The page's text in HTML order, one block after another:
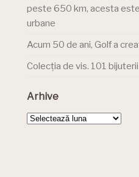
peste 650 km, acesta
urbane
Acum 50 de ani, Golf a
Colecția de vis. 101
Arhive
Arhive